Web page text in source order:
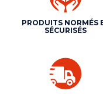
PRODUITS NORMÉS
SÉCURISÉS